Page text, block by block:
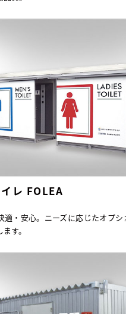
レ FOLEA
適・安心。ニーズに応じたオプシ
す。